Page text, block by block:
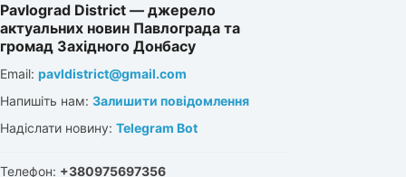
Pavlograd District — джерело
актуальних новин Павлограда та
громад Західного Донбасу
Email: pavldistrict@gmail.com
Напишіть нам: Залишити повідомлення
Надіслати новину: Telegram Bot
Телефон: +380975697356